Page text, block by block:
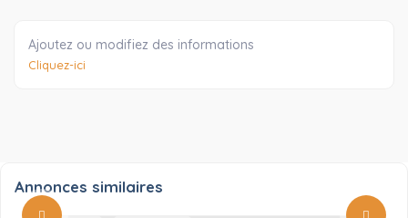
Ajoutez ou modifiez des informations
Cliquez-ici
Annonces similaires